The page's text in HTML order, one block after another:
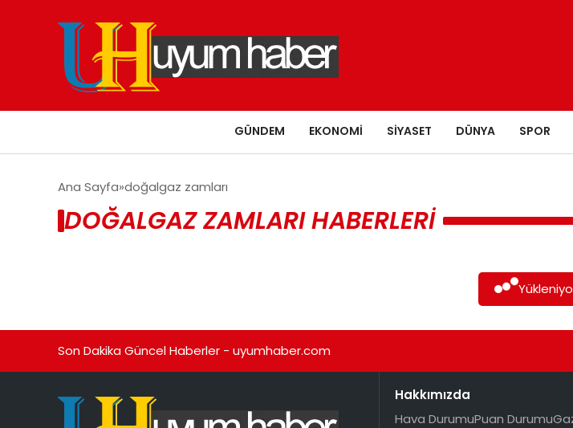
GÜNDEM EKONOMI SIYASET DÜNYA SPOR
Ana Sayfa doğalgaz zamları
DOĞALGAZ ZAMLARI HABERLERI
Son Dakika Güncel Haberler - uyumhaber.com
Hakkımızda
Hava DurumuPuan Durumu